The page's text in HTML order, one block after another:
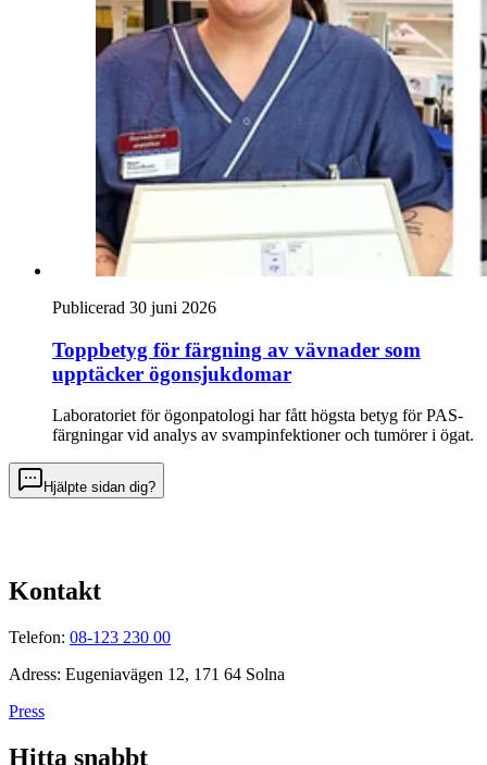
Publicerad 30 juni 2026
Toppbetyg för färgning av vävnader som
upptäcker ögonsjukdomar
Laboratoriet för ögonpatologi har fått högsta betyg för PAS-
färgningar vid analys av svampinfektioner och tumörer i ögat.
Hjälpte sidan dig?
Kontakt
Telefon: 08-123 230 00
Adress: Eugeniavägen 12, 171 64 Solna
Press
Hitta snabbt